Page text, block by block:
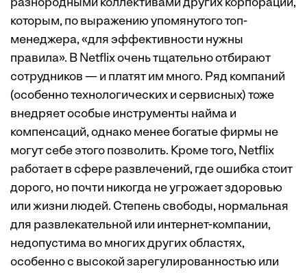
разнородными коллективами других корпораций,
которым, по выражению упомянутого ­топ-
менеджера, «для эффективности нужны
правила». В Netflix очень тщательно отбирают
сотрудников — и платят им много. Ряд компаний
(особенно технологических и сервисных) тоже
внедряет особые инструменты найма и
компенсаций, однако менее богатые фирмы не
могут себе этого позволить. Кроме того, Netflix
работает в сфере развлечений, где ошибка стоит
дорого, но почти никогда не угрожает здоровью
или жизни людей. Степень свободы, нормальная
для развлекательной или интернет-компании,
недопустима во многих других областях,
особенно с высокой зарегулированностью или